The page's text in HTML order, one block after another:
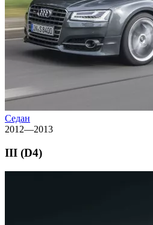
Седан
2012—2013
III (D4)